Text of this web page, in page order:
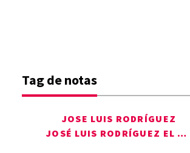
Tag de notas
JOSE LUIS RODRÍGUEZ
JOSÉ LUIS RODRÍGUEZ EL PUMA